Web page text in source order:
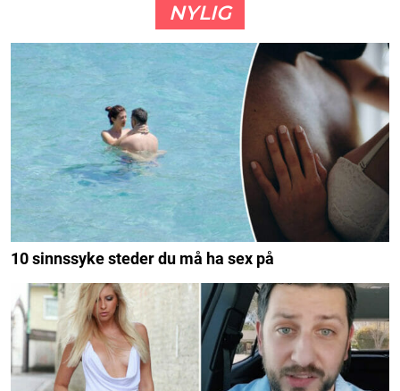
NYLIG
10 sinnssyke steder du må ha sex på